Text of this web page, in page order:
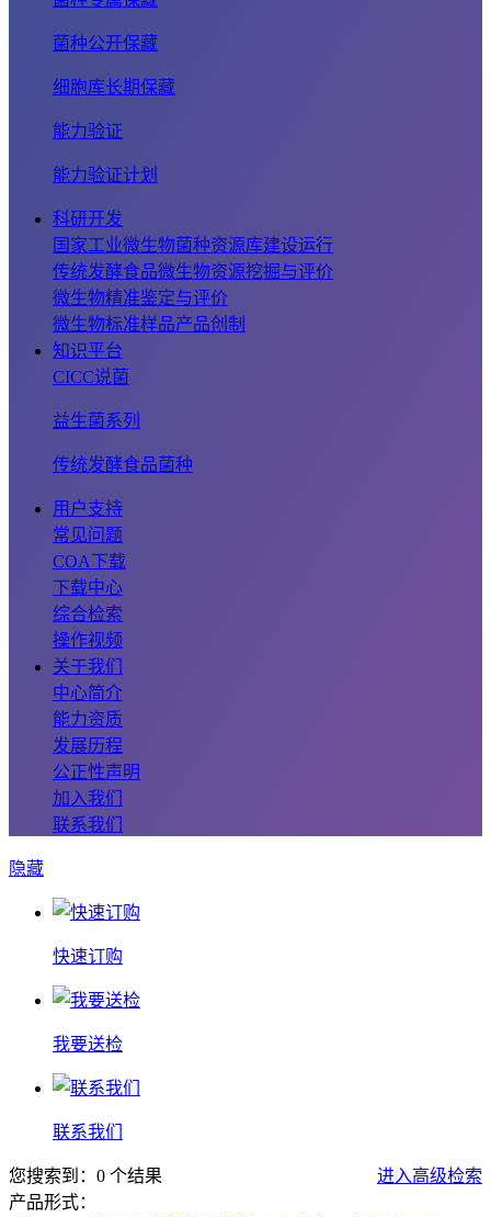
菌种公开保藏
细胞库长期保藏
能力验证
能力验证计划
科研开发
国家工业微生物菌种资源库建设运行
传统发酵食品微生物资源挖掘与评价
微生物精准鉴定与评价
微生物标准样品产品创制
知识平台
CICC说菌
益生菌系列
传统发酵食品菌种
用户支持
常见问题
COA下载
下载中心
综合检索
操作视频
关于我们
中心简介
能力资质
发展历程
公正性声明
加入我们
联系我们
隐藏
快速订购
我要送检
联系我们
您搜索到：0 个结果
进入高级检索
产品形式：